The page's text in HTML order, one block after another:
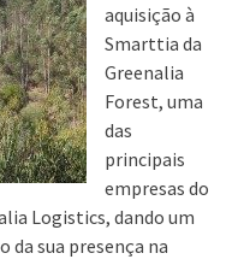
aquisição à
Smarttia da
Greenalia
Forest, uma
das
principais
empresas do
Logistics, dando um
da sua presença na